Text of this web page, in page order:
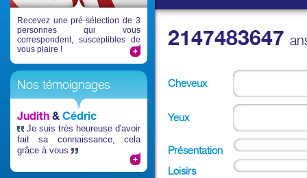
Recevez une pré-sélection de 3
personnes qui vous
correspondent, susceptibles de
vous plaire !
Nos témoignages
Judith & Cédric
Je suis très heureuse d'avoir
fait sa connaissance, cela
grâce à vous
2147483647
Cheveux
Yeux
Présentation
Loisirs